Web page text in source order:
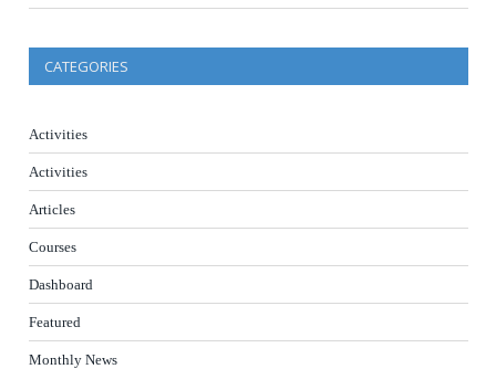
CATEGORIES
Activities
Activities
Articles
Courses
Dashboard
Featured
Monthly News